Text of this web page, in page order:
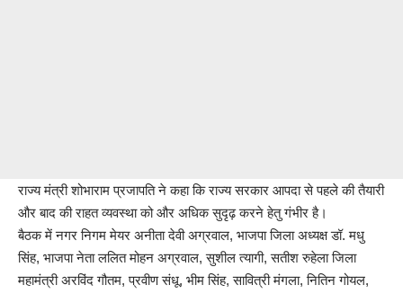
राज्य मंत्री शोभाराम प्रजापति ने कहा कि राज्य सरकार आपदा से पहले की तैयारी
और बाद की राहत व्यवस्था को और अधिक सुदृढ़ करने हेतु गंभीर है।
बैठक में नगर निगम मेयर अनीता देवी अग्रवाल, भाजपा जिला अध्यक्ष डॉ. मधु
सिंह, भाजपा नेता ललित मोहन अग्रवाल, सुशील त्यागी, सतीश रुहेला जिला
महामंत्री अरविंद गौतम, प्रवीण संधू, भीम सिंह, सावित्री मंगला, नितिन गोयल,